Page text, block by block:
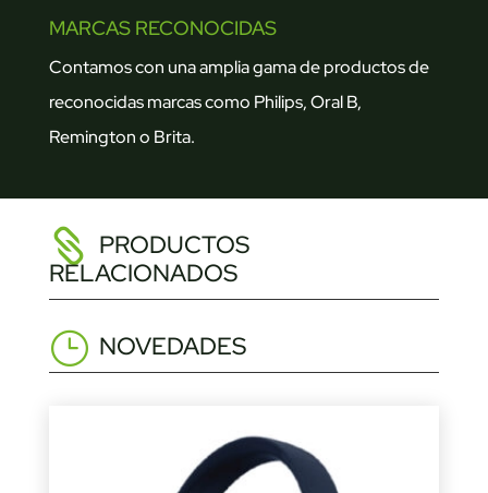
MARCAS RECONOCIDAS
Contamos con una amplia gama de productos de
reconocidas marcas como Philips, Oral B,
Remington o Brita.
PRODUCTOS
RELACIONADOS
NOVEDADES